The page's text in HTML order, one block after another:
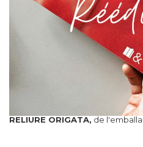
RELIURE ORIGATA, de